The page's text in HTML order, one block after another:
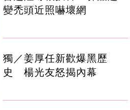
變禿頭近照嚇壞網
獨／姜厚任新歡爆黑歷
史 楊光友怒揭內幕